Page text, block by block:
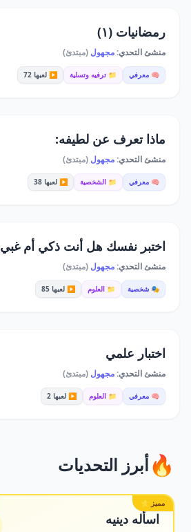
رمضانيات (١)
منشئ التحدي:مجهول (مبتدئ)
🧠 معرفي 📁 ترفيه وتسلية ▶️ لعبها 72
ماذا تعرف عن لطيفه:
منشئ التحدي:مجهول (مبتدئ)
🧠 معرفي 📁 الشخصية ▶️ لعبها 38
اختبر نفسك هل أنت ذكي أم غبي
منشئ التحدي:مجهول (مبتدئ)
🎭 شخصية 📁 العلوم ▶️ لعبها 85
اختبار علمي
منشئ التحدي:مجهول (مبتدئ)
🧠 معرفي 📁 العلوم ▶️ لعبها 2
🔥أبرز التحديات
مميز ⭐
اسأله دينيه